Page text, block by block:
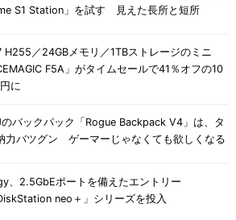
S1 Station」を試す 見えた長所と短所
H255／24GBメモリ／1TBストレージのミニ
F5A」がタイムセールで41％オフの10
に
のバックパック「Rogue Backpack V4」は、タ
力バツグン ゲーマーじゃなくても欲しくなる
、2.5GbEポートを備えたエントリー
neo＋」シリーズを投入